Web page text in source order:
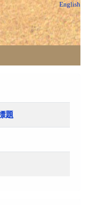
English
題